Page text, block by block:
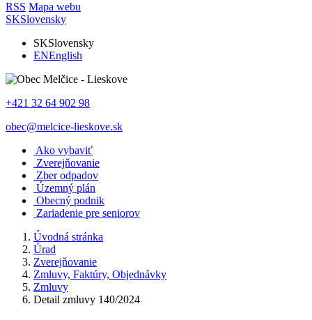
RSS Mapa webu
SKSlovensky
SKSlovensky
ENEnglish
+421 32 64 902 98
obec@melcice-lieskove.sk
Ako vybaviť
Zverejňovanie
Zber odpadov
Územný plán
Obecný podnik
Zariadenie pre seniorov
Úvodná stránka
Úrad
Zverejňovanie
Zmluvy, Faktúry, Objednávky
Zmluvy
Detail zmluvy 140/2024